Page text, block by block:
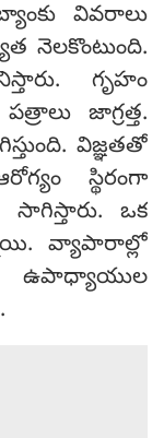
వివరాలు
నెలకొంటుంది.
గృహం
జాగ్రత్త.
విజ్ఞతతో
స్థిరంగా
ఒక
వ్యాపారాల్లో
ఉపాధ్యాయుల